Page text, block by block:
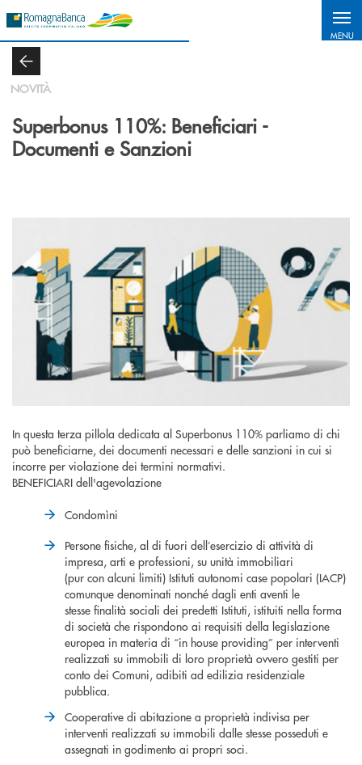
MENU
NOVITÀ
Superbonus 110%: Beneficiari -
Documenti e Sanzioni
In questa terza pillola dedicata al Superbonus 110% parliamo di chi
può beneficiarne, dei documenti necessari e delle sanzioni in cui si
incorre per violazione dei termini normativi.
BENEFICIARI dell'agevolazione
Condomìni
Persone fisiche, al di fuori dell’esercizio di attività di
impresa, arti e professioni, su unità immobiliari
(pur con alcuni limiti) Istituti autonomi case popolari (IACP)
comunque denominati nonché dagli enti aventi le
stesse finalità sociali dei predetti Istituti, istituiti nella forma
di società che rispondono ai requisiti della legislazione
europea in materia di “in house providing” per interventi
realizzati su immobili di loro proprietà ovvero gestiti per
conto dei Comuni, adibiti ad edilizia residenziale
pubblica.
Cooperative di abitazione a proprietà indivisa per
interventi realizzati su immobili dalle stesse posseduti e
assegnati in godimento ai propri soci.